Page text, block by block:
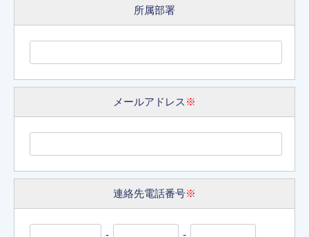
所属部署
メールアドレス ※
連絡先電話番号※
-
-